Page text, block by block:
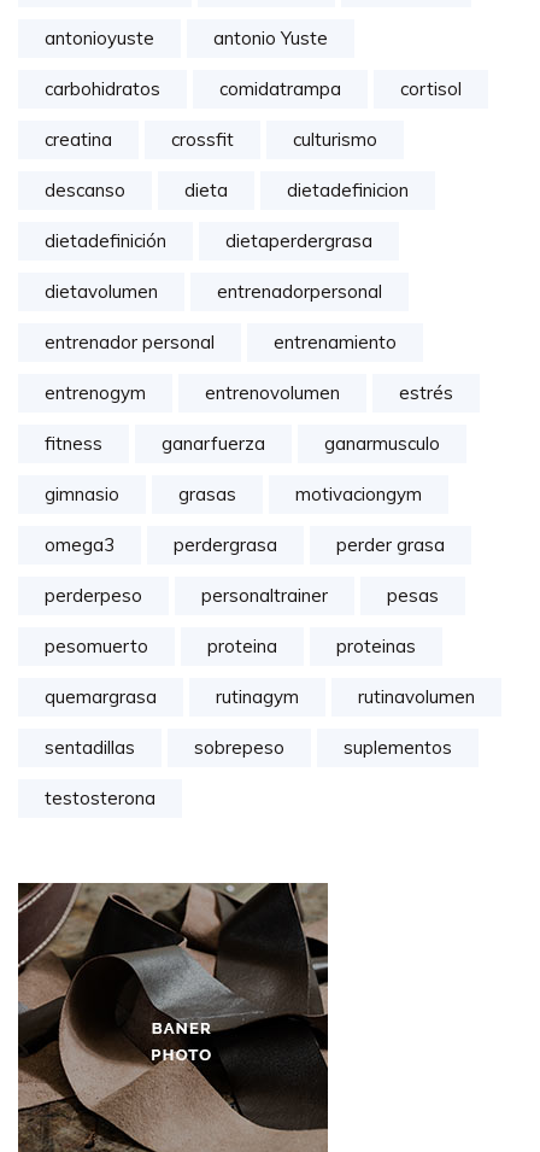
antonioyuste antonio Yuste
carbohidratos comidatrampa cortisol
creatina crossfit culturismo
descanso dieta dietadefinicion
dietadefinición dietaperdergrasa
dietavolumen entrenadorpersonal
entrenador personal entrenamiento
entrenogym entrenovolumen estrés
fitness ganarfuerza ganarmusculo
gimnasio grasas motivaciongym
omega3 perdergrasa perder grasa
perderpeso personaltrainer pesas
pesomuerto proteina proteinas
quemargrasa rutinagym rutinavolumen
sentadillas sobrepeso suplementos
testosterona